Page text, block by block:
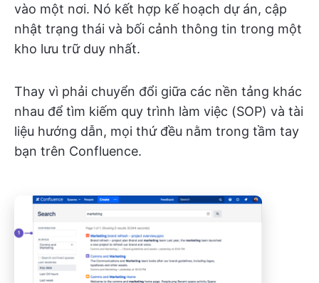
vào một nơi. Nó kết hợp kế hoạch dự án, cập
nhật trạng thái và bối cảnh thông tin trong một
kho lưu trữ duy nhất.
Thay vì phải chuyển đổi giữa các nền tảng khác
nhau để tìm kiếm quy trình làm việc (SOP) và tài
liệu hướng dẫn, mọi thứ đều nằm trong tầm tay
bạn trên Confluence.